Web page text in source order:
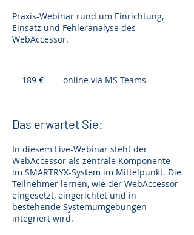
Praxis-Webinar rund um Einrichtung,
Einsatz und Fehleranalyse des
WebAccessor.
189 € online via MS Teams
Das erwartet Sie:
In diesem Live-Webinar steht der
WebAccessor als zentrale Komponente
im SMARTRYX-System im Mittelpunkt. Die
Teilnehmer lernen, wie der WebAccessor
eingesetzt, eingerichtet und in
bestehende Systemumgebungen
integriert wird.